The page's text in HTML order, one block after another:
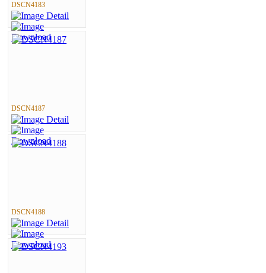
DSCN4183
DSCN4187
DSCN4188